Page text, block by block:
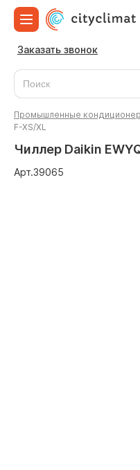
Заказать звонок
Промышленные
F-XS/XL
Чиллер Daikin
Арт.39065